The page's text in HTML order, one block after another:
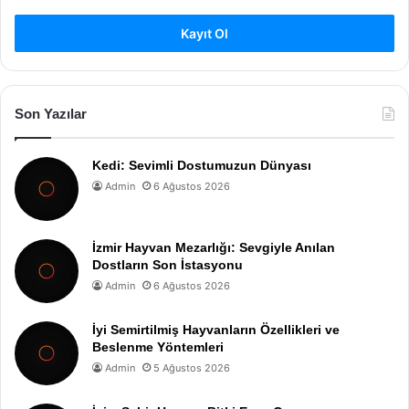
Kayıt Ol
Son Yazılar
Kedi: Sevimli Dostumuzun Dünyası
Admin 6 Ağustos 2026
İzmir Hayvan Mezarlığı: Sevgiyle Anılan
Dostların Son İstasyonu
Admin 6 Ağustos 2026
İyi Semirtilmiş Hayvanların Özellikleri ve
Beslenme Yöntemleri
Admin 5 Ağustos 2026